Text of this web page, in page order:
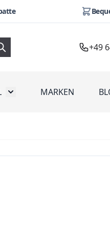
+49
Toggle submenu for
MARKEN